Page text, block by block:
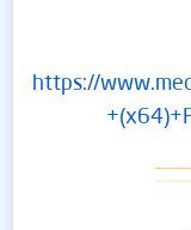
https://